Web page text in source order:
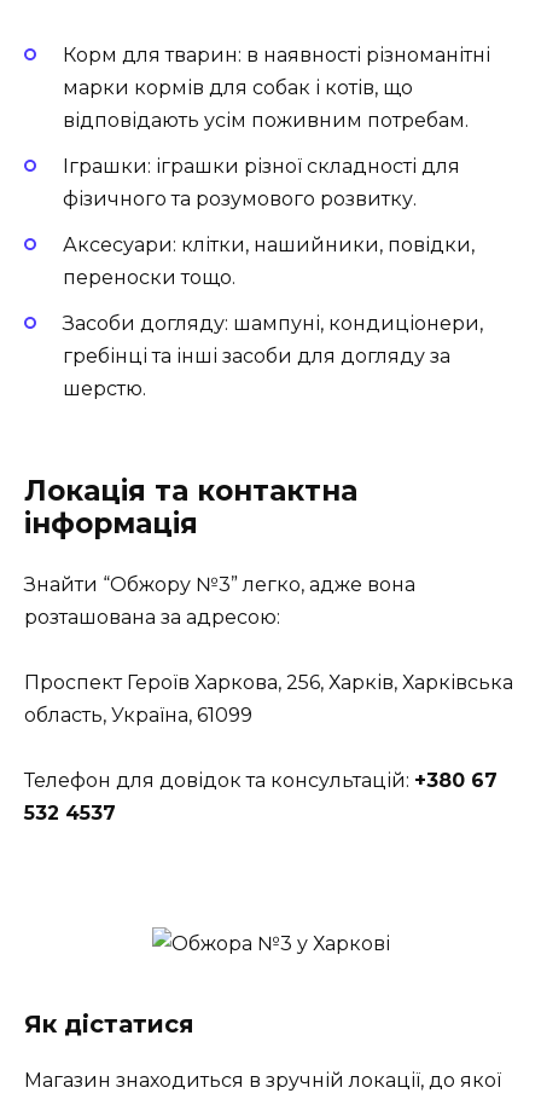
Корм для тварин: в наявності різноманітні
марки кормів для собак і котів, що
відповідають усім поживним потребам.
Іграшки: іграшки різної складності для
фізичного та розумового розвитку.
Аксесуари: клітки, нашийники, повідки,
переноски тощо.
Засоби догляду: шампуні, кондиціонери,
гребінці та інші засоби для догляду за
шерстю.
Локація та контактна
інформація
Знайти “Обжору №3” легко, адже вона
розташована за адресою:
Проспект Героїв Харкова, 256, Харків, Харківська
область, Україна, 61099
Телефон для довідок та консультацій: +380 67
532 4537
Як дістатися
Магазин знаходиться в зручній локації, до якої